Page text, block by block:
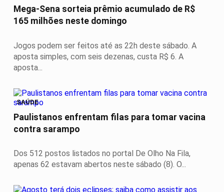
Mega-Sena sorteia prêmio acumulado de R$
165 milhões neste domingo
Jogos podem ser feitos até as 22h deste sábado. A
aposta simples, com seis dezenas, custa R$ 6. A
aposta...
SAÚDE
Paulistanos enfrentam filas para tomar vacina
contra sarampo
Dos 512 postos listados no portal De Olho Na Fila,
apenas 62 estavam abertos neste sábado (8). O...